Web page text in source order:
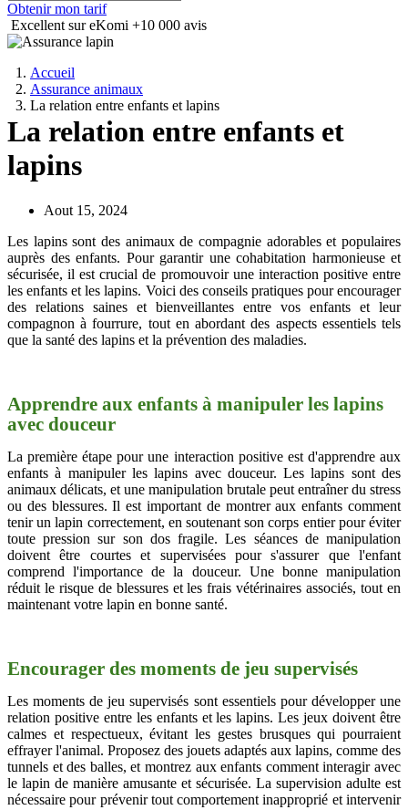
Obtenir mon tarif
Excellent sur eKomi +10 000 avis
Accueil
Assurance animaux
La relation entre enfants et lapins
La relation entre enfants et
lapins
Aout 15, 2024
Les lapins sont des animaux de compagnie adorables et populaires
auprès des enfants. Pour garantir une cohabitation harmonieuse et
sécurisée, il est crucial de promouvoir une interaction positive entre
les enfants et les lapins. Voici des conseils pratiques pour encourager
des relations saines et bienveillantes entre vos enfants et leur
compagnon à fourrure, tout en abordant des aspects essentiels tels
que la santé des lapins et la prévention des maladies.
Apprendre aux enfants à manipuler les lapins
avec douceur
La première étape pour une interaction positive est d'apprendre aux
enfants à manipuler les lapins avec douceur. Les lapins sont des
animaux délicats, et une manipulation brutale peut entraîner du stress
ou des blessures. Il est important de montrer aux enfants comment
tenir un lapin correctement, en soutenant son corps entier pour éviter
toute pression sur son dos fragile. Les séances de manipulation
doivent être courtes et supervisées pour s'assurer que l'enfant
comprend l'importance de la douceur. Une bonne manipulation
réduit le risque de blessures et les frais vétérinaires associés, tout en
maintenant votre lapin en bonne santé.
Encourager des moments de jeu supervisés
Les moments de jeu supervisés sont essentiels pour développer une
relation positive entre les enfants et les lapins. Les jeux doivent être
calmes et respectueux, évitant les gestes brusques qui pourraient
effrayer l'animal. Proposez des jouets adaptés aux lapins, comme des
tunnels et des balles, et montrez aux enfants comment interagir avec
le lapin de manière amusante et sécurisée. La supervision adulte est
nécessaire pour prévenir tout comportement inapproprié et intervenir